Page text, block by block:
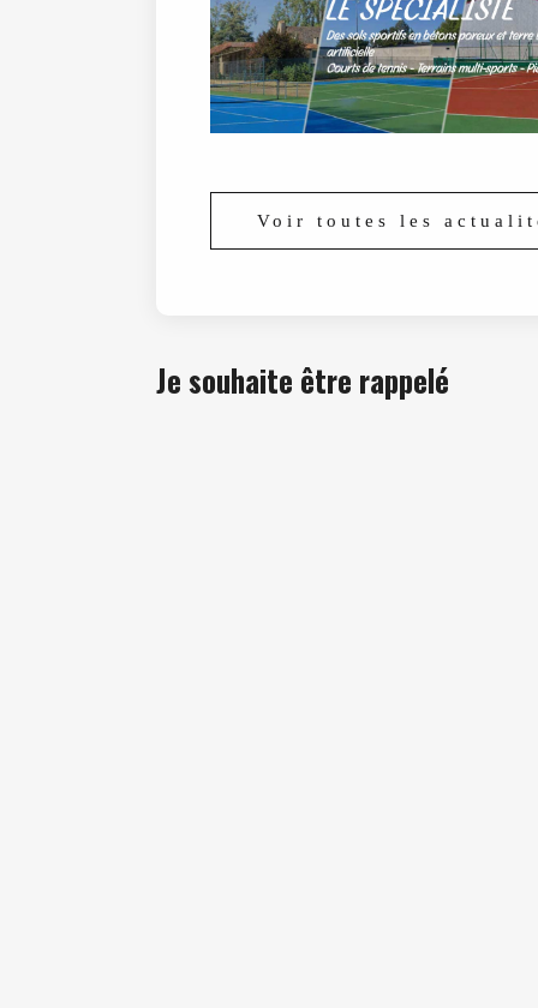
Voir toutes les
Je souhaite être rappelé